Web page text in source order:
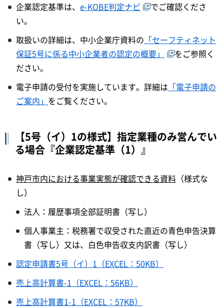
企業認定基準は、 e-KOBE判定ナビ
でご確認くださ
い。
取扱いの詳細は、中小企業庁資料の 「セーフティネット
保証5号に係る中小企業者の認定の概要」
をご参照く
ださい。
電子申請の受付を実施しています。詳細は 「電子申請の
ご案内」 をご覧ください。
【5号（イ）1の様式】指定業種のみ営んでい
る場合『企業認定基準（1）』
神戸市内における事業実態が確認できる資料 （様式な
し）
法人：履歴事項全部証明書（写し）
個人事業主：税務署で収受された直近の青色申告決算
書（写し）又は、白色申告収支内訳書（写し）
認定申請書5号（イ）1（EXCEL：50KB）
売上高計算書-1（EXCEL：56KB）
売上高計算書1-1（EXCEL：57KB）